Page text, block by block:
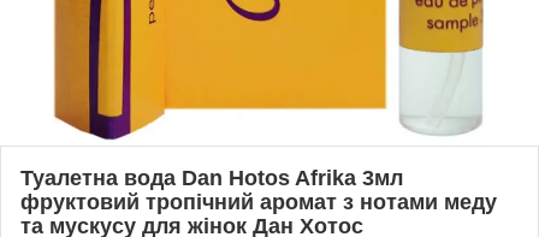
Туалетна вода Dan Hotos Afrika 3мл
фруктовий тропічний аромат з нотами меду
та мускусу для жінок Дан Хотос